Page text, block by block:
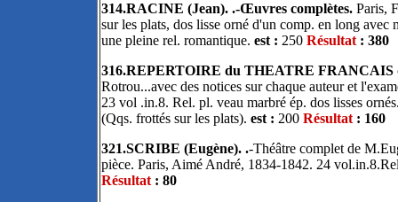
314.RACINE (Jean). .-Œuvres complètes. Paris,
sur les plats, dos lisse orné d'un comp. en long avec
une pleine rel. romantique. est : 250 Résultat: 380
316.REPERTOIRE du THEATRE FRANCAIS
Rotrou...avec des notices sur chaque auteur et
23 vol .in.8. Rel. pl. veau marbré ép. dos lisses
(Qqs. frottés sur les plats). est : 200 Résultat: 160
321.SCRIBE (Eugène). .-Théâtre complet de
pièce. Paris, Aimé André, 1834-1842. 24
Résultat: 80